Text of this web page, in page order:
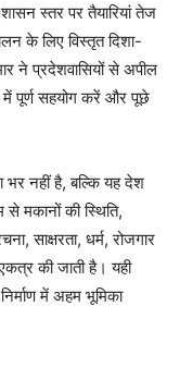
स्तर पर तैयारियां तेज
के लिए विस्तृत दिशा-
ने प्रदेशवासियों से अपील
में पूर्ण सहयोग करें और पूछे
नहीं है, बल्कि यह देश
मकानों की स्थिति,
साक्षरता, धर्म, रोजगार
की जाती है। यही
में अहम भूमिका